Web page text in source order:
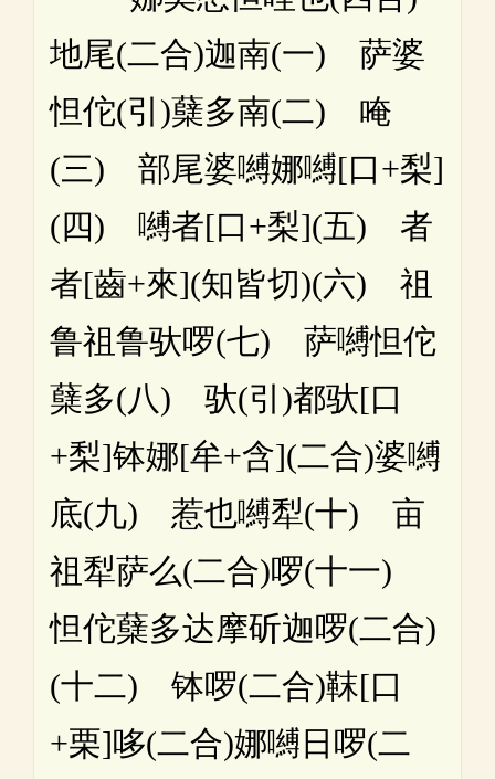
地尾(二合)迦南(一) 萨婆
怛佗(引)蘖多南(二) 唵
(三) 部尾婆嚩娜嚩[口+梨]
(四) 嚩者[口+梨](五) 者
者[齒+來](知皆切)(六) 祖
鲁祖鲁驮啰(七) 萨嚩怛佗
蘖多(八) 驮(引)都驮[口
+梨]钵娜[牟+含](二合)婆嚩
底(九) 惹也嚩犁(十) 亩
祖犁萨么(二合)啰(十一)
怛佗蘖多达摩斫迦啰(二合)
(十二) 钵啰(二合)靺[口
+栗]哆(二合)娜嚩日 啰(二